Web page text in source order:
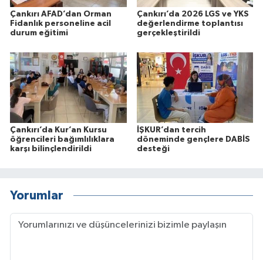
Çankırı AFAD’dan Orman
Fidanlık personeline acil
durum eğitimi
Çankırı’da 2026 LGS ve YKS
değerlendirme toplantısı
gerçekleştirildi
Çankırı’da Kur’an Kursu
öğrencileri bağımlılıklara
karşı bilinçlendirildi
İŞKUR’dan tercih
döneminde gençlere DABİS
desteği
Yorumlar